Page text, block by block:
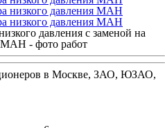
давления с заменой на
МАН - фото работ
в Москве, ЗАО, ЮЗАО,